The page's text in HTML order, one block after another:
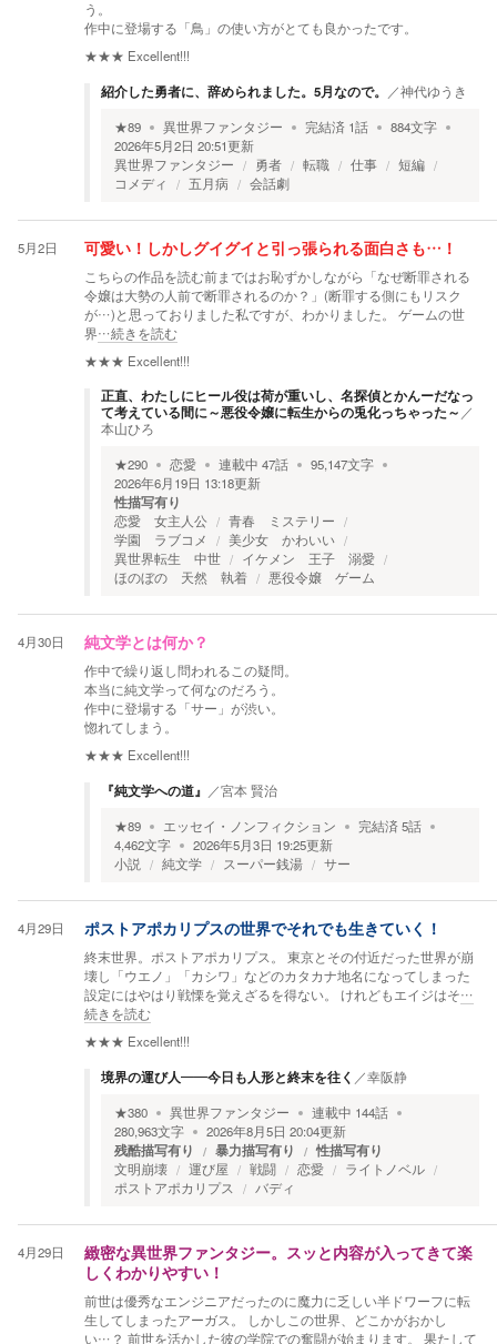
う。
作中に登場する「鳥」の使い方がとても良かったです。
★★★ Excellent!!!
紹介した勇者に、辞められました。5月なので。 ／神代ゆうき
★89 異世界ファンタジー 完結済 1話 884文字
2026年5月2日 20:51更新
異世界ファンタジー
勇者 転職 仕事
短編
コメディ
五月病 会話劇
5月2日 可愛い！しかしグイグイと引っ張られる面白さも…！
こちらの作品を読む前まではお恥ずかしながら「なぜ断罪される
令嬢は大勢の人前で断罪されるのか？」(断罪する側にもリスク
が…)と思っておりました私ですが、わかりました。 ゲームの世
界…続きを読む
★★★ Excellent!!!
正直、わたしにヒール役は荷が重いし、名探偵とかんーだなっ
て考えている間に～悪役令嬢に転生からの兎化っちゃった～ ／
本山ひろ
★290 恋愛 連載中 47話 95,147文字
2026年6月19日 13:18更新
性描写有り
恋愛 女主人公
青春 ミステリー
学園 ラブコメ
美少女 かわいい
異世界転生 中世
イケメン 王子 溺愛
ほのぼの 天然 執着
悪役令嬢 ゲーム
4月30日 純文学とは何か？
作中で繰り返し問われるこの疑問。
本当に純文学って何なのだろう。
作中に登場する「サー」が渋い。
惚れてしまう。
★★★ Excellent!!!
『純文学への道』 ／宮本 賢治
★89 エッセイ・ノンフィクション 完結済5話
4,462文字 2026年5月3日 19:25更新
小説
純文学 スーパー銭湯 サー
4月29日 ポストアポカリプスの世界でそれでも生きていく！
終末世界。ポストアポカリプス。 東京とその付近だった世界が崩
壊し「ウエノ」「カシワ」などのカタカナ地名になってしまった
設定にはやはり戦慄を覚えざるを得ない。 けれどもエイジはそ…
続きを読む
★★★ Excellent!!!
境界の運び人――今日も人形と終末を往く ／幸阪静
★380 異世界ファンタジー 連載中 144話
280,963文字 2026年8月5日 20:04更新
残酷描写有り 暴力描写有り 性描写有り
文明崩壊 運び屋 戦闘 恋愛
ライトノベル
ポストアポカリプス
バディ
4月29日
緻密な異世界ファンタジー。スッと内容が入ってきて楽
しくわかりやすい！
前世は優秀なエンジニアだったのに魔力に乏しい半ドワーフに転
生してしまったアーガス。 しかしこの世界、どこかがおかし
い…？ 前世を活かした彼の学院での奮闘が始まります。 果たして